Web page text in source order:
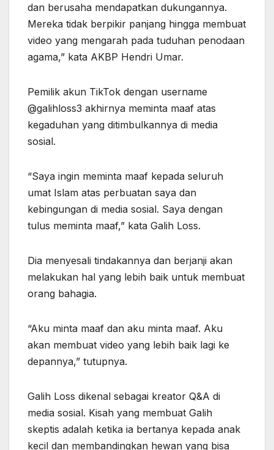
dan berusaha mendapatkan dukungannya.
Mereka tidak berpikir panjang hingga membuat
video yang mengarah pada tuduhan penodaan
agama,” kata AKBP Hendri Umar.
Pemilik akun TikTok dengan username
@galihloss3 akhirnya meminta maaf atas
kegaduhan yang ditimbulkannya di media
sosial.
“Saya ingin meminta maaf kepada seluruh
umat Islam atas perbuatan saya dan
kebingungan di media sosial. Saya dengan
tulus meminta maaf,” kata Galih Loss.
Dia menyesali tindakannya dan berjanji akan
melakukan hal yang lebih baik untuk membuat
orang bahagia.
“Aku minta maaf dan aku minta maaf. Aku
akan membuat video yang lebih baik lagi ke
depannya,” tutupnya.
Galih Loss dikenal sebagai kreator Q&A di
media sosial. Kisah yang membuat Galih
skeptis adalah ketika ia bertanya kepada anak
kecil dan membandingkan hewan yang bisa